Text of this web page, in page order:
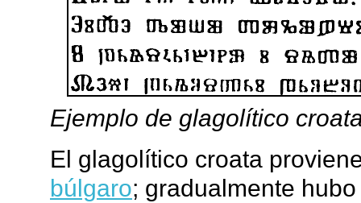
Ejemplo de glagolítico
El glagolítico croata
búlgaro; gradualmente